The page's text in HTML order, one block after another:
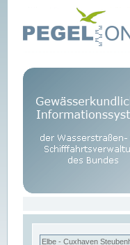
Elbe - Cuxhaven